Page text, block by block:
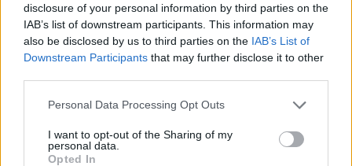
disclosure of your personal information by third parties on the
IAB’s list of downstream participants. This information may
also be disclosed by us to third parties on the IAB’s List of
Downstream Participants that may further disclose it to other
Personal Data Processing Opt Outs
I want to opt-out of the Sharing of my
personal data.
Opted In
Resterend oefenprogramma Ajax: waar zijn de
duels te zien
blijft cruciaal
geschiedenis